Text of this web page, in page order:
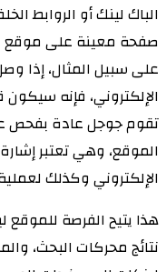
الباك لينك أو الروابط
صفحة معينة على موقع
على سبيل المثال،
الإلكتروني، فإنه
تقوم جوجل عادة بفحص
الموقع، وهي تعتبر
الإلكتروني وكذلك
هذا يتيح الفرصة
نتائج محركات البحث،